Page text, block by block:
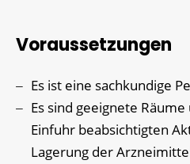
Voraussetzungen
Es ist eine sachkundige
Es sind geeignete
Einfuhr beabsichtigten
Lagerung der